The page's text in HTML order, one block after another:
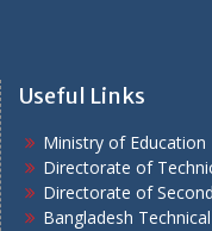
Useful Links
Ministry of Education
Directorate of
Directorate of
Bangladesh